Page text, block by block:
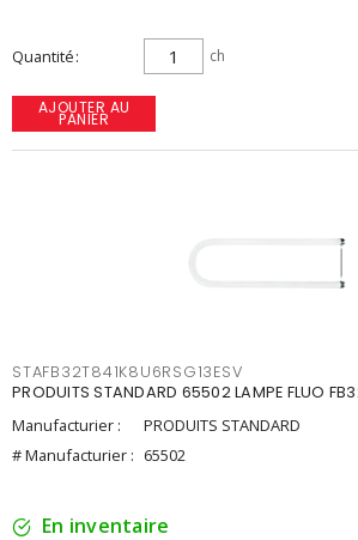
Quantité ch
AJOUTER AU
PANIER
STAFB32T841K8U6RSG13ESV
PRODUITS STANDARD 65502 LAMPE FLUO
Manufacturier :
PRODUITS STANDARD
# Manufacturier : 65502
En inventaire